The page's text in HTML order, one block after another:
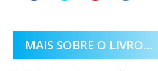
MAIS SOBRE O LIVRO…